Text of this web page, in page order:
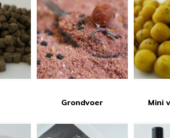
Grondvoer Mini